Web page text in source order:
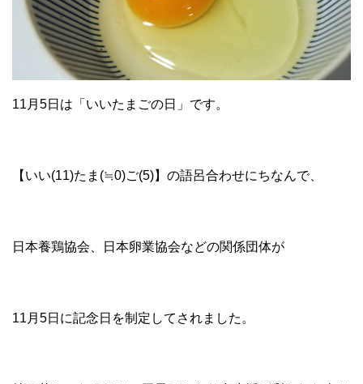
11月5日は「いいたまごの日」です。
【いい(11)たま(≒0)ご(5)】の語呂合わせにちなんで、
日本養鶏協会、日本卵業協会などの関係団体が
11月5日に記念日を制定してされました。